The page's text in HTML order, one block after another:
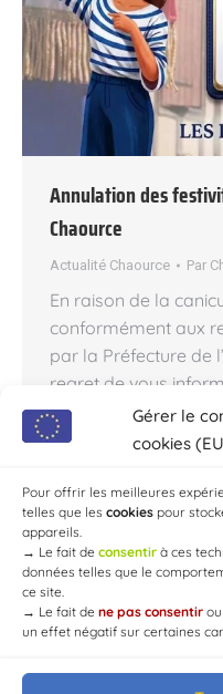
Gérer le
cookies
Pour offrir les meilleures
telles que les cookies pour
appareils.
→ Le fait de consentir à ces
données telles que le
ce site.
→ Le fait de ne pas consentir
un effet négatif sur certaines
Annulation des
Chaource
Actualité Chaource Par
En raison de la
conformément aux
par la Préfecture de
regret de vous
Fête nationale
2026 à Chaource
flambeaux Le…